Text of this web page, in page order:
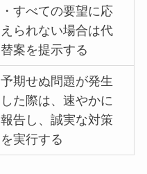
・すべての要望に応
えられない場合は代
替案を提示する
予期せぬ問題が発生
した際は、速やかに
報告し、誠実な対策
を実行する